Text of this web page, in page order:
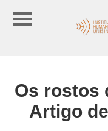
Os rostos
Artigo